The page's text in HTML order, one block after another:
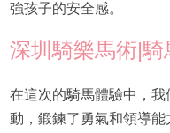
強孩子的安全感。
深圳騎樂馬術|騎
在這次的騎馬體驗中，
動，鍛鍊了勇氣和領導